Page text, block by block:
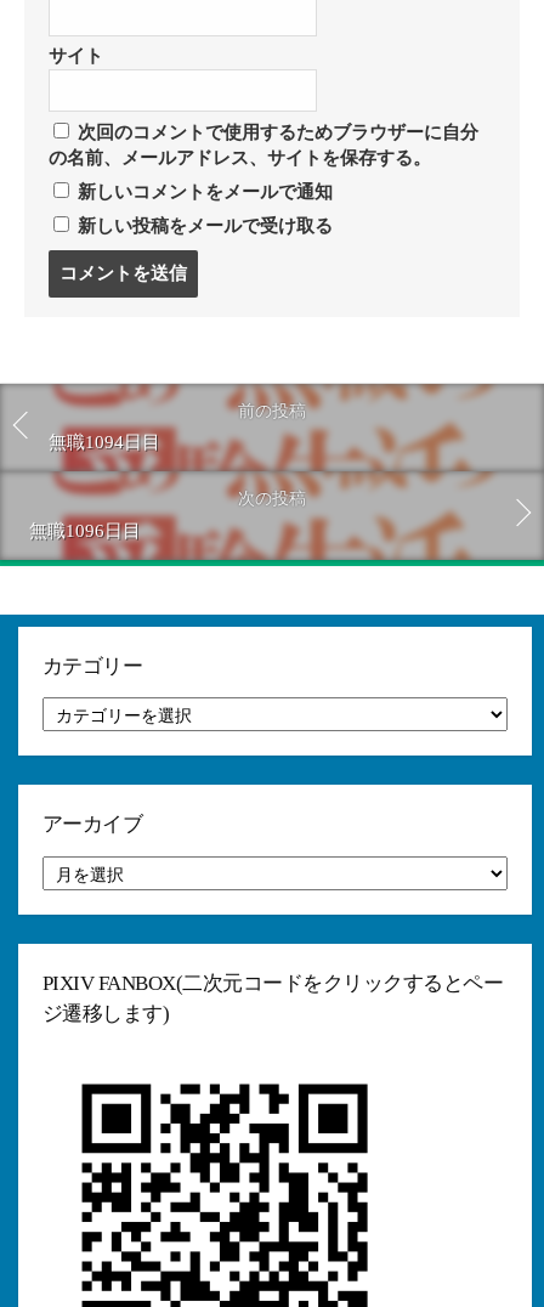
サイト
次回のコメントで使用するためブラウザーに自分
の名前、メールアドレス、サイトを保存する。
新しいコメントをメールで通知
新しい投稿をメールで受け取る
る
前の投稿
無職1094日目
次の投稿
無職1096日目
カテゴリー
テ
ゴ
アーカイブ
ー
カ
PIXIV FANBOX(二次元コードをクリックするとペー
ジ遷移します)